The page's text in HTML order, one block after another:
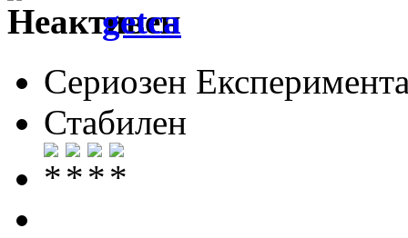
getca
Сериозен
Стабилен